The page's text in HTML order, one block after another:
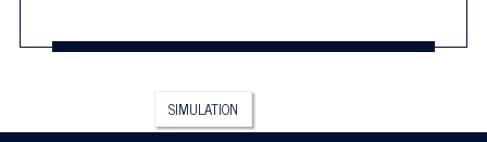
SIMULATION